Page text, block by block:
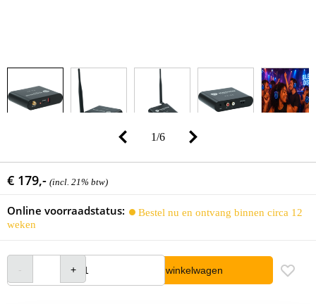
1/6
€ 179,- (incl. 21% btw)
Online voorraadstatus:
Bestel nu en ontvang binnen circa 12
weken
In winkelwagen